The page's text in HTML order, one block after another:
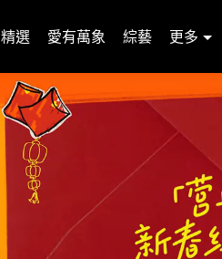
精選 愛有萬象 綜藝 更多